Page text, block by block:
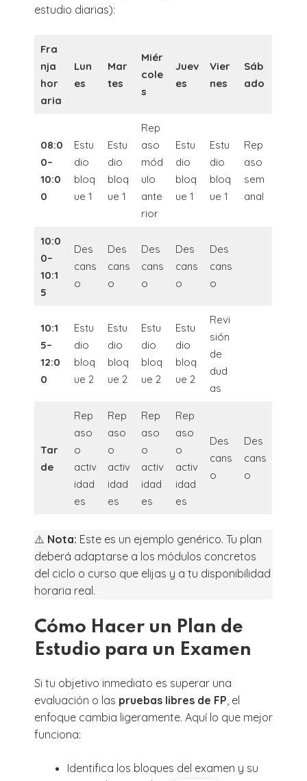
estudio diarias):
Fra
nja
hor
aria
Lun
es
Mar
tes
Miér
cole
s
Juev
es
Vier
nes
Sáb
ado
08:0
0–
10:0
0
Estu
dio
bloq
ue 1
Estu
dio
bloq
ue 1
Rep
aso
mód
ulo
ante
rior
Estu
dio
bloq
ue 1
Estu
dio
bloq
ue 1
Rep
aso
sem
anal
10:0
0–
10:1
5
Des
cans
o
Des
cans
o
Des
cans
o
Des
cans
o
Des
cans
o
10:1
5–
12:0
0
Estu
dio
bloq
ue 2
Estu
dio
bloq
ue 2
Estu
dio
bloq
ue 2
Estu
dio
bloq
ue 2
Revi
sión
de
dud
as
Tar
de
Rep
aso
o
activ
idad
es
Rep
aso
o
activ
idad
es
Rep
aso
o
activ
idad
es
Rep
aso
o
activ
idad
es
Des
cans
o
Des
cans
o
⚠️ Nota: Este es un ejemplo genérico. Tu plan
deberá adaptarse a los módulos concretos
del ciclo o curso que elijas y a tu disponibilidad
horaria real.
Cómo Hacer un Plan de
Estudio para un Examen
Si tu objetivo inmediato es superar una
evaluación o las pruebas libres de FP, el
enfoque cambia ligeramente. Aquí lo que mejor
funciona:
Identifica los bloques del examen y su